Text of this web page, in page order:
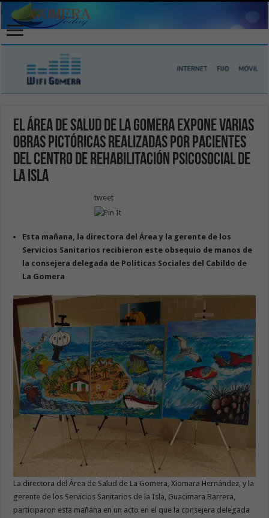
El Área de Salud de La Gomera expone varias
obras pictóricas realizadas por pacientes
del Centro de Rehabilitación Psicosocial de
la Isla
tweet
Esta mañana, la directora del Área y la gerente de los
Servicios Sanitarios recibieron este obsequio de manos de
la consejera delegada de Políticas Sociales del Cabildo de
La Gomera
La directora del Área de Salud de La Gomera, Xiomara Hernández, y la
gerente de los Servicios Sanitarios de la Isla, Guacimara Barrera,
participaron esta mañana en un acto en el que la consejera delegada